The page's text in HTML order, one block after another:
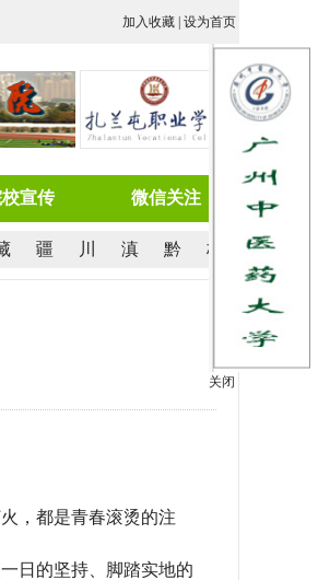
加入收藏 设为首页
校宣传 微信关注
疆 川 滇 黔 桂
，都是青春滚烫的注
日的坚持、脚踏实地的
关闭